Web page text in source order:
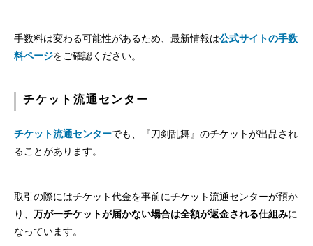
手数料は変わる可能性があるため、最新情報は公式サイトの手数
料ページをご確認ください。
チケット流通センター
チケット流通センターでも、『刀剣乱舞』のチケットが出品され
ることがあります。
取引の際にはチケット代金を事前にチケット流通センターが預か
り、 万が一チケットが届かない場合は全額が返金される仕組みに
なっています。